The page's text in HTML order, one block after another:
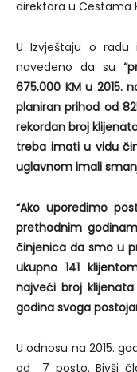
direktora u Cestama
U Izvještaju o radu
navedeno da su
675.000 KM u 2015.
planiran prihod od
rekordan broj
treba imati u vidu
uglavnom imali
“Ako uporedimo
prethodnim
činjenica da smo u
ukupno 141
najveći broj
godina svoga
U odnosu na 2015.
od 7 posto. Bivši